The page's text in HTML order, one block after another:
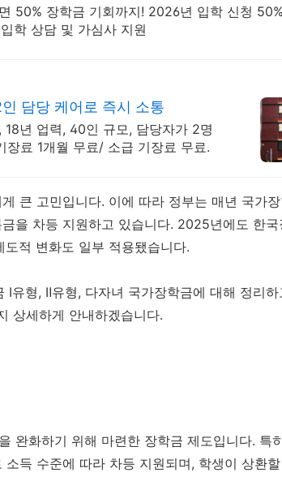
50% 장학금 기회까지! 2026년 입학 신청
학 상담 및 가심사 지원
담당 케어로 즉시 소통
년 업력, 40인 규모, 담당자가 2명
료 1개월 무료/ 소급 기장료 무료.
큰 고민입니다. 이에 따라 정부는 매년 국가
을 차등 지원하고 있습니다. 2025년에도 한국
적 변화도 일부 적용됐습니다.
유형, Ⅱ유형, 다자녀 국가장학금에 대해 정리하
상세하게 안내하겠습니다.
완화하기 위해 마련한 장학금 제도입니다. 특
득 수준에 따라 차등 지원되며, 학생이 상환